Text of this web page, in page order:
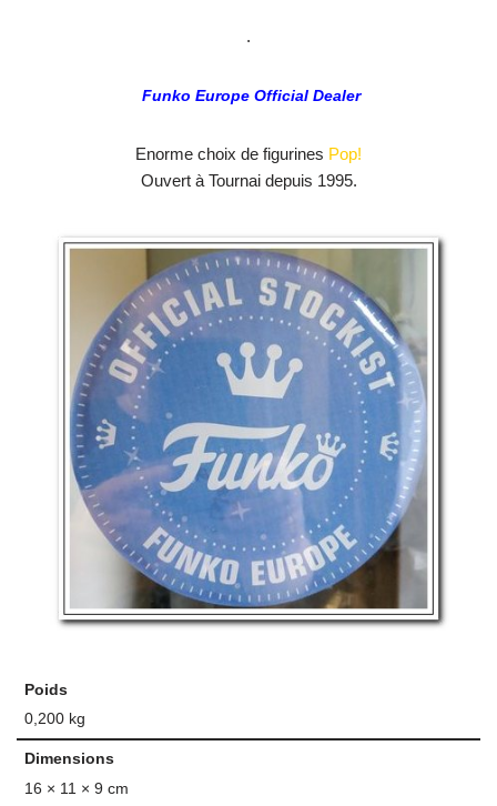
.
Funko Europe Official Dealer
Enorme choix de figurines Pop!
Ouvert à Tournai depuis 1995.
Poids
0,200 kg
Dimensions
16 × 11 × 9 cm